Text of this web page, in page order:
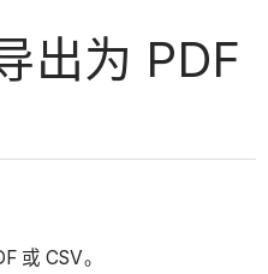
出为 PDF
或 CSV。